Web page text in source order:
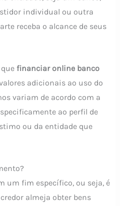
individual ou outra
receba o alcance de seus
financiar online banco
adicionais ao uso do
variam de acordo com a
ao perfil de
ou da entidade que
um fim específico, ou seja, é
almeja obter bens